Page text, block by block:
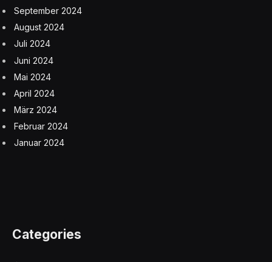
September 2024
August 2024
Juli 2024
Juni 2024
Mai 2024
April 2024
März 2024
Februar 2024
Januar 2024
Categories